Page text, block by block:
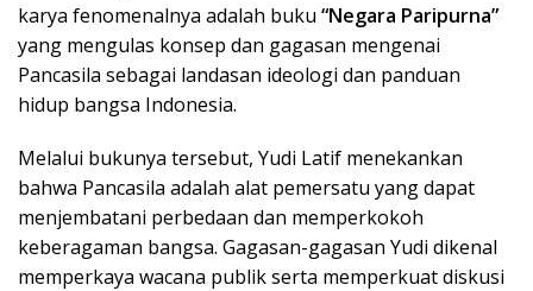
karya fenomenalnya adalah buku “Negara Paripurna”
yang mengulas konsep dan gagasan mengenai
Pancasila sebagai landasan ideologi dan panduan
hidup bangsa Indonesia.
Melalui bukunya tersebut, Yudi Latif menekankan
bahwa Pancasila adalah alat pemersatu yang dapat
menjembatani perbedaan dan memperkokoh
keberagaman bangsa. Gagasan-gagasan Yudi dikenal
memperkaya wacana publik serta memperkuat diskusi